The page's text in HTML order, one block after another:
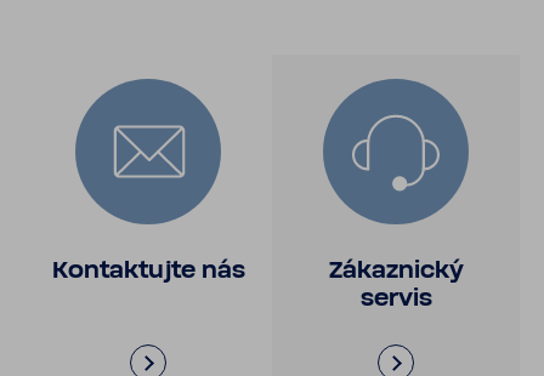
Kontak­tujte nás
Zákaz­nický
servis